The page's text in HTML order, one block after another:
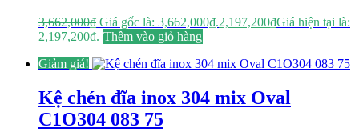
3,662,000₫ Giá gốc là: 3,662,000₫.2,197,200₫Giá hiện tại là:
2,197,200₫. Thêm vào giỏ hàng
Giảm giá!
Kệ chén đĩa inox 304 mix Oval
C1O304 083 75